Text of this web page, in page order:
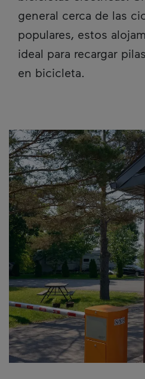
general cerca de las
populares, estos
ideal para recargar
en bicicleta.